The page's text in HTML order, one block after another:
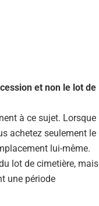
et non le lot de
à ce sujet. Lorsque
achetez seulement le
lui-même.
lot de cimetière, mais
une période